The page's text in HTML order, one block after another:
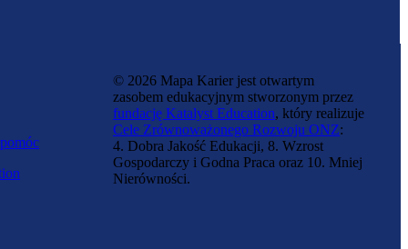
© 2026 Mapa Karier jest otwartym
zasobem edukacyjnym stworzonym przez
fundację Katalyst Education, który realizuje
Cele Zrównoważonego Rozwoju ONZ:
4. Dobra Jakość Edukacji, 8. Wzrost
Gospodarczy i Godna Praca oraz 10. Mniej
Nierówności.